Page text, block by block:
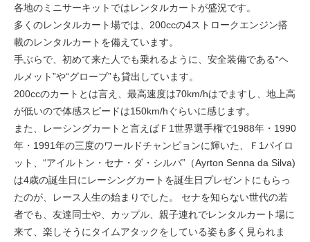
各地のミニサーキットではレンタルカートが盛況です。
多くのレンタルカート場では、200ccの4ストロークエンジン搭
載のレンタルカートを備えています。
手ぶらで、初めて来た人でも乗れるように、安全装備である“ヘ
ルメット”や“グローブ”も貸出しています。
200ccのカートとは言え、最高速度は70km/hはでますし、地上高
が低いので体感スピードは150km/hぐらいに感じます。
また、レーシングカートと言えばＦ1世界選手権で1988年・1990
年・1991年の三度のワールドチャンピョンに輝いた、Ｆ1パイロ
ット、“アイルトン・セナ・ダ・シルバ”（Ayrton Senna da Silva)
は4歳の誕生日にレーシングカートを誕生日プレゼントにもらっ
たのが、レース人生の始まりでした。 セナを知らない世代の若
者でも、友達同士や、カップル、親子連れでレンタルカート場に
来て、楽しそうにタイムアタックをしている姿も多く見られま